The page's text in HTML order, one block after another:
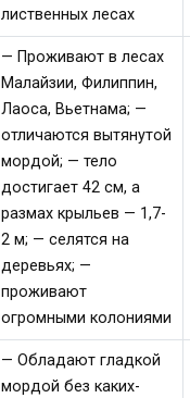
лиственных лесах
— Проживают в лесах
Малайзии, Филиппин,
Лаоса, Вьетнама; —
отличаются вытянутой
мордой; — тело
достигает 42 см, а
размах крыльев — 1,7-
2 м; — селятся на
деревьях; —
проживают
огромными колониями
— Обладают гладкой
мордой без каких-